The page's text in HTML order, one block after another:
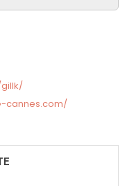
cannes.com/